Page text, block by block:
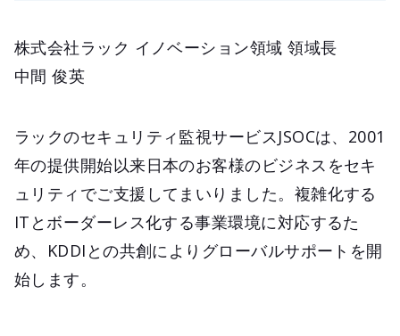
株式会社ラック イノベーション領域 領域長
中間 俊英
ラックのセキュリティ監視サービスJSOCは、2001
年の提供開始以来日本のお客様のビジネスをセキ
ュリティでご支援してまいりました。複雑化する
ITとボーダーレス化する事業環境に対応するた
め、KDDIとの共創によりグローバルサポートを開
始します。